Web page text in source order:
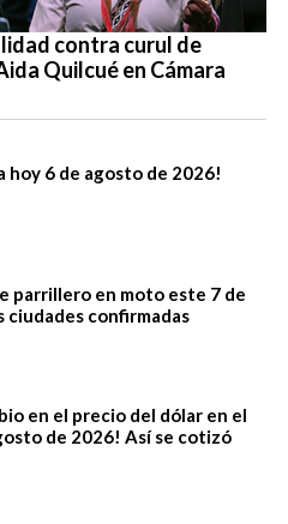
contra curul de
Quilcué en Cámara
hoy 6 de agosto de 2026!
parrillero en moto este 7 de
ciudades confirmadas
en el precio del dólar en el
de 2026! Así se cotizó